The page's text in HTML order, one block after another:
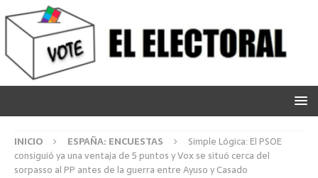
INICIO ESPAÑA: ENCUESTAS
Simple Lógica: El PSOE
consiguió ya una ventaja de 5 puntos y Vox se situó cerca del
sorpasso al PP antes de la guerra entre Ayuso y Casado